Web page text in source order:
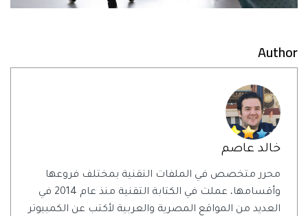
Author
خالد عاصم
محرر متخصص في الملفات التقنية بمختلف فروعها
وأقسامها، عملت في الكتابة التقنية منذ عام 2014 في
العديد من المواقع المصرية والعربية لأكتب عن الكمبيوتر